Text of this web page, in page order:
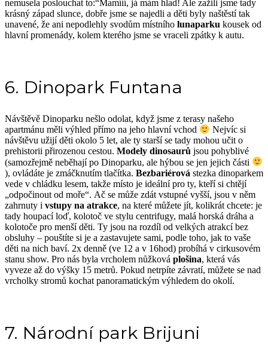
nemusela poslouchat to:“Mamííí, já mám hlad! Ale zažili jsme tady
krásný západ slunce, dobře jsme se najedli a děti byly naštěstí tak
unavené, že ani nepodlehly svodům místního lunaparku kousek od
hlavní promenády, kolem kterého jsme se vraceli zpátky k autu.
6. Dinopark Funtana
Návštěvě Dinoparku nešlo odolat, když jsme z terasy našeho
apartmánu měli výhled přímo na jeho hlavní vchod
Nejvíc si
návštěvu užijí děti okolo 5 let, ale ty starší se tady mohou učit o
prehistorii přirozenou cestou. Modely dinosaurů jsou pohyblivé
(samozřejmě neběhají po Dinoparku, ale hýbou se jen jejich části
), ovládáte je zmáčknutím tlačítka. Bezbariérová stezka dinoparkem
vede v chládku lesem, takže místo je ideální pro ty, kteří si chtějí
„odpočinout od moře“. Ač se může zdát vstupné vyšší, jsou v něm
zahrnuty i vstupy na atrakce, na které můžete jít, kolikrát chcete: je
tady houpací loď, kolotoč ve stylu centrifugy, malá horská dráha a
kolotoče pro menší děti. Ty jsou na rozdíl od velkých atrakcí bez
obsluhy – pouštíte si je a zastavujete sami, podle toho, jak to vaše
děti na nich baví. 2x denně (ve 12 a v 16hod) probíhá v cirkusovém
stanu show. Pro nás byla vrcholem nůžková plošina, která vás
vyveze až do výšky 15 metrů. Pokud netrpíte závratí, můžete se nad
vrcholky stromů kochat panoramatickým výhledem do okolí.
7. Národní park Brijuni